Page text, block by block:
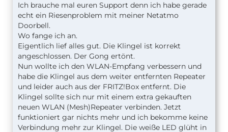
Ich brauche mal euren Support denn ich habe gerade
echt ein Riesenproblem mit meiner Netatmo
Doorbell.
Wo fange ich an.
Eigentlich lief alles gut. Die Klingel ist korrekt
angeschlossen. Der Gong ertönt.
Nun wollte ich den WLAN-Empfang verbessern und
habe die Klingel aus dem weiter entfernten Repeater
und leider auch aus der FRITZ!Box entfernt. Die
Klingel sollte sich nur mit einem extra gekauften
neuen WLAN (Mesh)Repeater verbinden. Jetzt
funktioniert gar nichts mehr und ich bekomme keine
Verbindung mehr zur Klingel. Die weiße LED glüht in